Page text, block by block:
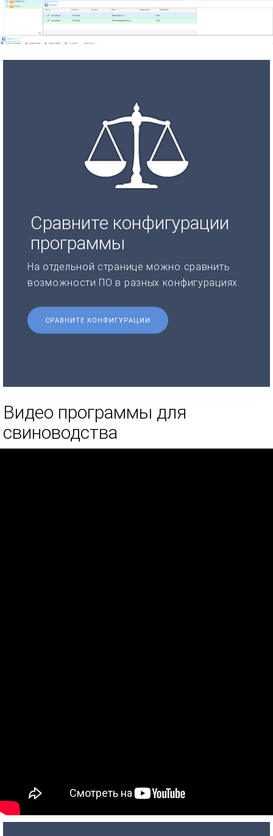
Сравните конфигурации
программы
На отдельной странице можно сравнить
возможности ПО в разных конфигурациях.
СРАВНИТЕ КОНФИГУРАЦИИ
Видео программы для
свиноводства